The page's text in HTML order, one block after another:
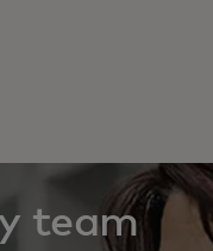
team